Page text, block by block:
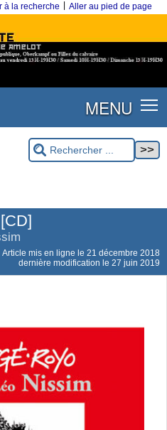
à la recherche Aller au pied de page
MENU
Article mis en ligne le 21 décembre 2018
dernière modification le 27 juin 2019